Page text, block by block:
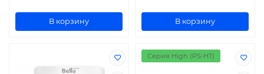
В корзину В корзину
Серия High (PS-HT)